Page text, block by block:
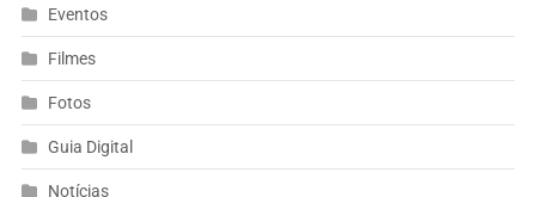
Eventos
Filmes
Fotos
Guia Digital
Notícias